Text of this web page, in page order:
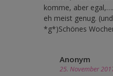
komme, aber
eh meist genug.
*g*)Schönes
Anonym
25. November